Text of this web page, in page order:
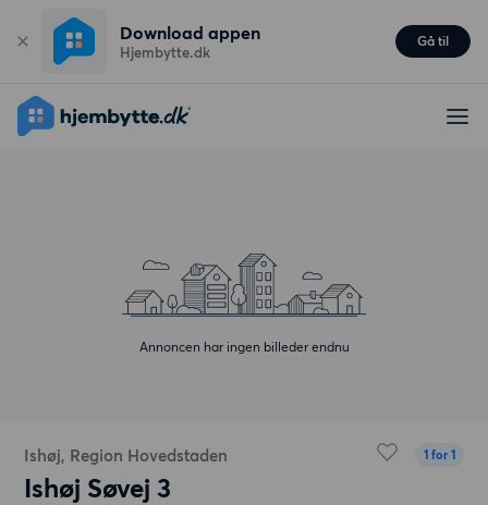
Download appen
Hjembytte.dk
Gå til
Annoncen har ingen billeder endnu
Ishøj, Region Hovedstaden 1 for 1
Ishøj Søvej 3